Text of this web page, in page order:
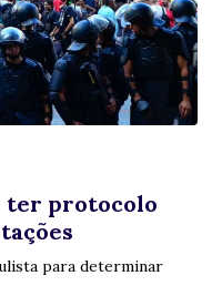
ter protocolo
para determinar